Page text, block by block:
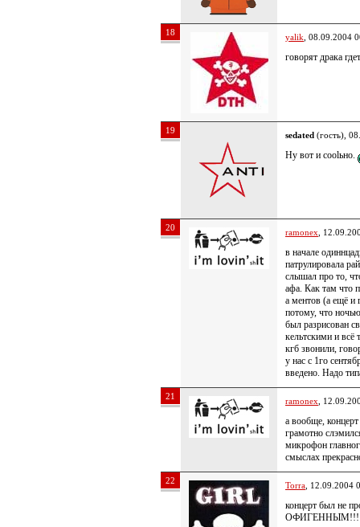
18 yalik , 08.09.2004
говорят драка
19 sedated (гость),
Ну вот и coolьно.
20 ramonex ,
в начале
патрулировала
слышал про то,
афа. Как там что
а ментов (а ещё и
потому, что
был разрисован
кельтскими и всё
кгб звонили,
у нас с 1го
введено. Надо
21 ramonex ,
а вообще,
грамотно
микрофон
смыслах
22 Torra , 12.09.2004
концерт был не